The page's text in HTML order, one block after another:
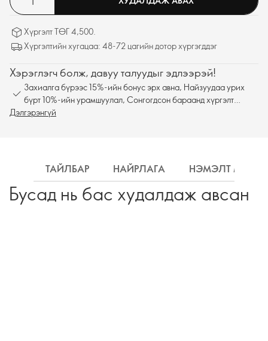
Хүргэлт ТӨГ 4,500.
Хүргэлтийн хугацаа: 48-72 цагийн дотор хүргэгддэг
Хэрэглэгч болж, давуу талуудыг эдлээрэй!
Захиалга бүрээс 15%-ийн бонус эрх авна, Найзуудаа урих
бүрт 10%-ийн урамшуулал, Сонгогдсон бараанд хүргэлт
үнэгүй
Дэлгэрэнгүй
ТАЙЛБАР НАЙРЛАГА НЭМЭЛТ
Бусад нь бас худалдаж авсан